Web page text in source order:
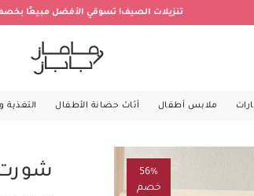
تنزيلات الصيف! تسوقي الأفضل مبيعًا بخصم
ملابس أطفال أثاث حضانة الأطفال التغذية
56%
خصم